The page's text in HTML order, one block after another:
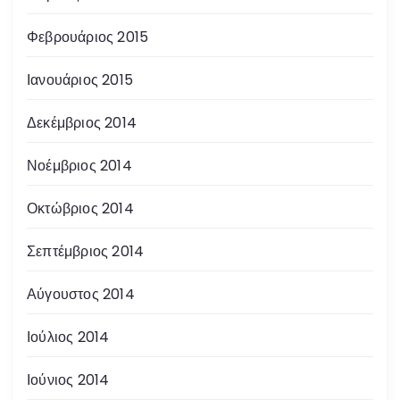
Φεβρουάριος 2015
Ιανουάριος 2015
Δεκέμβριος 2014
Νοέμβριος 2014
Οκτώβριος 2014
Σεπτέμβριος 2014
Αύγουστος 2014
Ιούλιος 2014
Ιούνιος 2014